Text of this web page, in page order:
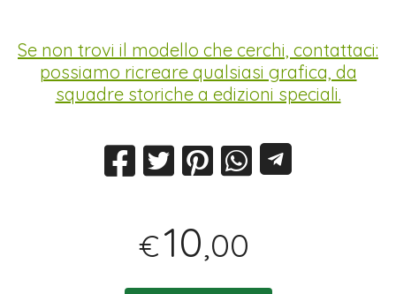
Se non trovi il modello che cerchi, contattaci:
possiamo ricreare qualsiasi grafica, da
squadre storiche a edizioni speciali.
€10,00